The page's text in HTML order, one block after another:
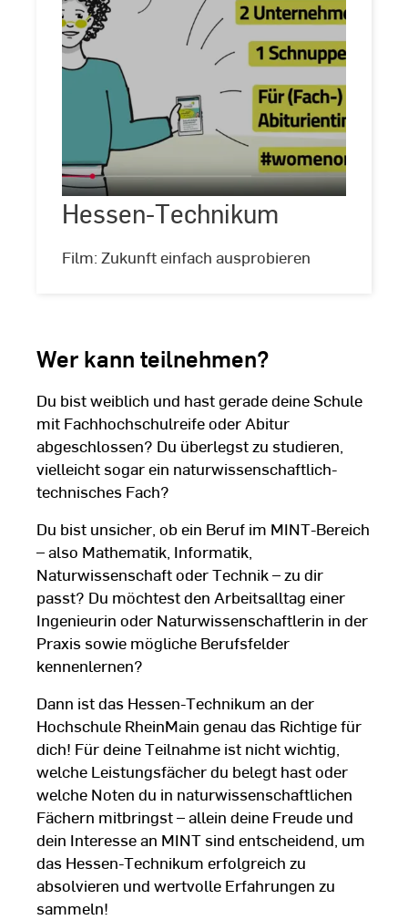
Hessen-Technikum
Film: Zukunft einfach ausprobieren
Wer kann teilnehmen?
Du bist weiblich und hast gerade deine Schule
mit Fachhochschulreife oder Abitur
abgeschlossen? Du überlegst zu studieren,
vielleicht sogar ein naturwissenschaftlich-
technisches Fach?
Du bist unsicher, ob ein Beruf im MINT-Bereich
– also Mathematik, Informatik,
Naturwissenschaft oder Technik – zu dir
passt? Du möchtest den Arbeitsalltag einer
Ingenieurin oder Naturwissenschaftlerin in der
Praxis sowie mögliche Berufsfelder
kennenlernen?
Dann ist das Hessen-Technikum an der
Hochschule RheinMain genau das Richtige für
dich! Für deine Teilnahme ist nicht wichtig,
welche Leistungsfächer du belegt hast oder
welche Noten du in naturwissenschaftlichen
Fächern mitbringst – allein deine Freude und
dein Interesse an MINT sind entscheidend, um
das Hessen-Technikum erfolgreich zu
absolvieren und wertvolle Erfahrungen zu
sammeln!